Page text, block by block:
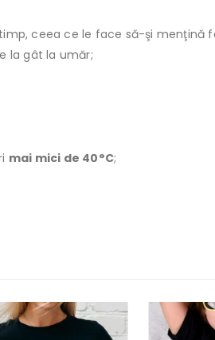
ceea ce le face să-şi menţină
la gât la umăr;
mai mici de 40°C;